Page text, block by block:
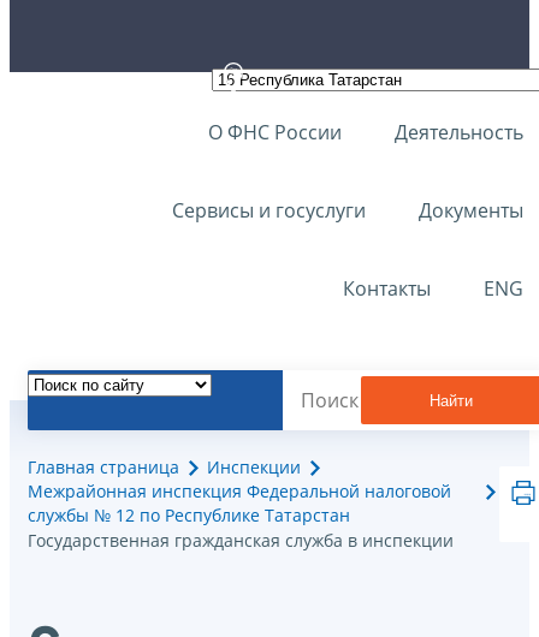
О ФНС России Деятельность
Сервисы и госуслуги Документы
Контакты ENG
Найти
Главная страница
Инспекции
Межрайонная инспекция Федеральной налоговой
службы № 12 по Республике Татарстан
Государственная гражданская служба в инспекции